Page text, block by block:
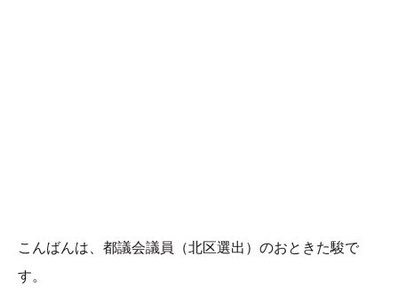
こんばんは、都議会議員（北区選出）のおときた駿で
す。